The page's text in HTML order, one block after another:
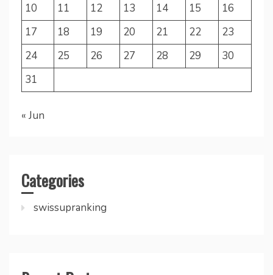
10
11 12 13 14 15
16
17
18 19 20 21 22
23
24
25 26 27 28 29
30
31
« Jun
Categories
swissupranking